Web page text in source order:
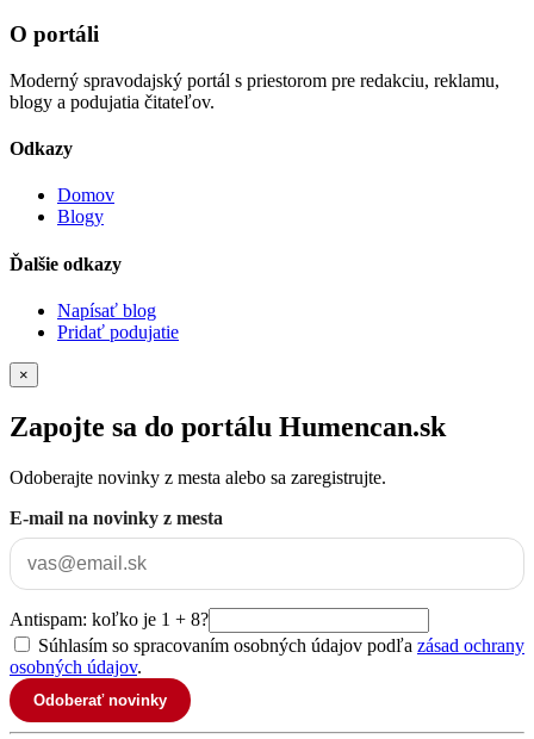
O portáli
Moderný spravodajský portál s priestorom pre redakciu, reklamu,
blogy a podujatia čitateľov.
Odkazy
Domov
Blogy
Ďalšie odkazy
Napísať blog
Pridať podujatie
×
Zapojte sa do portálu Humencan.sk
Odoberajte novinky z mesta alebo sa zaregistrujte.
E-mail na novinky z mesta
Antispam: koľko je 1 + 8?
Súhlasím so spracovaním osobných údajov podľa zásad ochrany
osobných údajov.
Odoberať novinky